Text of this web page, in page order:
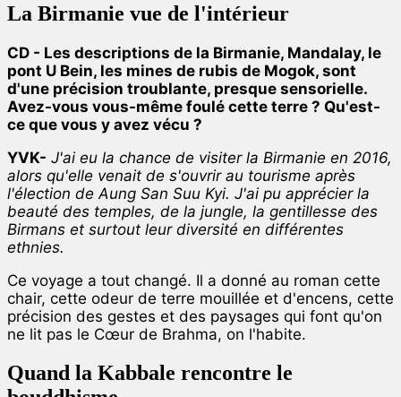
La Birmanie vue de l'intérieur
CD - Les descriptions de la Birmanie, Mandalay, le
pont U Bein, les mines de rubis de Mogok, sont
d'une précision troublante, presque sensorielle.
Avez-vous vous-même foulé cette terre ? Qu'est-
ce que vous y avez vécu ?
YVK- J'ai eu la chance de visiter la Birmanie en 2016,
alors qu'elle venait de s'ouvrir au tourisme après
l'élection de Aung San Suu Kyi. J'ai pu apprécier la
beauté des temples, de la jungle, la gentillesse des
Birmans et surtout leur diversité en différentes
ethnies.
Ce voyage a tout changé. Il a donné au roman cette
chair, cette odeur de terre mouillée et d'encens, cette
précision des gestes et des paysages qui font qu'on
ne lit pas le Cœur de Brahma, on l'habite.
Quand la Kabbale rencontre le